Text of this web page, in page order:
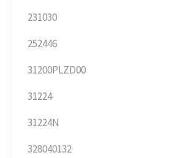
231030
252446
31200PLZD00
31224
31224N
328040132